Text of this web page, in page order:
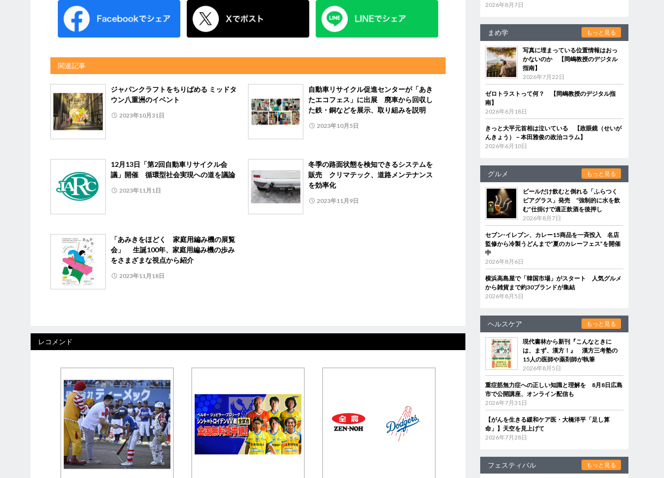
関連記事
ジャパンクラフトをちりばめる ミッドタ
ウン八重洲のイベント
2023年10月31日
自動車リサイクル促進センターが「あき
たエコフェス」に出展 廃車から回収し
た鉄・銅などを展示、取り組みを説明
2023年10月5日
12月13日「第2回自動車リサイクル会
議」開催 循環型社会実現への道を議論
2023年11月1日
冬季の路面状態を検知できるシステムを
販売 クリマテック、道路メンテナンス
を効率化
2023年11月9日
「あみきをほどく 家庭用編み機の展覧
会」 生誕100年、家庭用編み機の歩み
をさまざまな視点から紹介
2023年11月18日
レコメンド
2026年8月7日
まめ学 もっと見る
写真に埋まっている位置情報はおっ
かないのか 【岡嶋教授のデジタル
指南】
2026年7月22日
ゼロトラストって何？ 【岡嶋教授のデジタル指
南】
2026年6月18日
きっと大平元首相は泣いている 【政眼鏡（せいが
んきょう）－本田雅俊の政治コラム】
2026年6月10日
グルメ もっと見る
ビールだけ飲むと倒れる「ふらつく
ビアグラス」発売 “強制的に水を飲
む”仕掛けで適正飲酒を後押し
2026年8月7日
セブン‐イレブン、カレー15商品を一斉投入 名店
監修から冷製うどんまで“夏のカレーフェス”を開催
中
2026年8月6日
横浜高島屋で「韓国市場」がスタート 人気グルメ
から雑貨まで約30ブランドが集結
2026年8月5日
ヘルスケア もっと見る
現代書林から新刊『こんなときに
は、まず、漢方！』 漢方三考塾の
15人の医師や薬剤師が執筆
2026年8月5日
重症筋無力症への正しい知識と理解を 8月8日広島
市で公開講座、オンライン配信も
2026年7月31日
【がんを生きる緩和ケア医・大橋洋平「足し算
命」】天空を見上げて
2026年7月28日
フェスティバル もっと見る